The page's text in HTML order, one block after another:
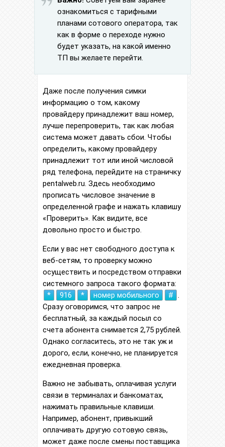
ознакомиться с тарифными
планами сотового оператора, так
как в форме о переходе нужно
будет указать, на какой именно
ТП вы желаете перейти.
Даже после получения симки
информацию о том, какому
провайдеру принадлежит ваш номер,
лучше перепроверить, так как любая
система может давать сбои. Чтобы
определить, какому провайдеру
принадлежит тот или иной числовой
ряд телефона, перейдите на страничку
pentalweb.ru. Здесь необходимо
прописать числовое значение в
определенной графе и нажать клавишу
«Проверить». Как видите, все
довольно просто и быстро.
Если у вас нет свободного доступа к
веб-сетям, то проверку можно
осуществить и посредством отправки
системного запроса такого формата:
*
916 * номер мобильного # .
Сразу оговоримся, что запрос не
бесплатный, за каждый посыл со
счета абонента снимается 2,75 рублей.
Однако согласитесь, это не так уж и
дорого, если, конечно, не планируется
ежедневная проверка.
Важно не забывать, оплачивая услуги
связи в терминалах и банкоматах,
нажимать правильные клавиши.
Например, абонент, привыкший
оплачивать другую сотовую связь,
может даже после смены поставщика